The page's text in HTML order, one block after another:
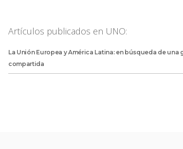
Artículos publicados en UNO:
La Unión Europea y América Latina: en búsqueda de una
compartida